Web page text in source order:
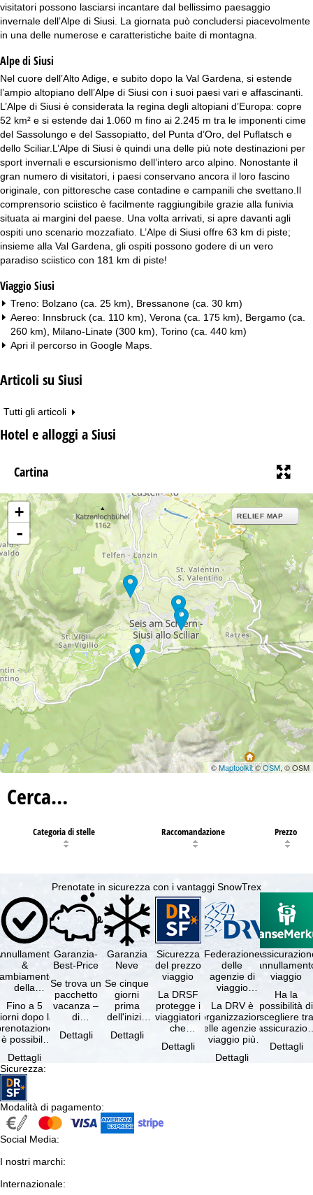
visitatori possono lasciarsi incantare dal bellissimo paesaggio
invernale dell’Alpe di Siusi. La giornata può concludersi piacevolmente
in una delle numerose e caratteristiche baite di montagna.
Alpe di Siusi
Nel cuore dell’Alto Adige, e subito dopo la Val Gardena, si estende
l’ampio altopiano dell’Alpe di Siusi con i suoi paesi vari e affascinanti.
L’Alpe di Siusi è considerata la regina degli altopiani d’Europa: copre
52 km² e si estende dai 1.060 m fino ai 2.245 m tra le imponenti cime
del Sassolungo e del Sassopiatto, del Punta d’Oro, del Puflatsch e
dello Sciliar.L’Alpe di Siusi è quindi una delle più note destinazioni per
sport invernali e escursionismo dell’intero arco alpino. Nonostante il
gran numero di visitatori, i paesi conservano ancora il loro fascino
originale, con pittoresche case contadine e campanili che svettano.Il
comprensorio sciistico è facilmente raggiungibile grazie alla funivia
situata ai margini del paese. Una volta arrivati, si apre davanti agli
ospiti uno scenario mozzafiato. L’Alpe di Siusi offre 63 km di piste;
insieme alla Val Gardena, gli ospiti possono godere di un vero
paradiso sciistico con 181 km di piste!
Viaggio Siusi
Treno: Bolzano (ca. 25 km), Bressanone (ca. 30 km)
Aereo: Innsbruck (ca. 110 km), Verona (ca. 175 km), Bergamo (ca.
260 km), Milano-Linate (300 km), Torino (ca. 440 km)
Apri il percorso in Google Maps
Articoli su Siusi
Tutti gli articoli
Hotel e alloggi a Siusi
Cartina
+
-
RELIEF MAP
©Maptoolkit©OSM, © OSM
Cerca…
Categoria di stelle Raccomandazione Prezzo
Prenotate in sicurezza con i vantaggi SnowTrex
&
della
gratuiti
Fino a 5
dopo la
è possibile
il …
Dettagli
Garanzia-
Best-Price
Se trova un
pacchetto
vacanza –
di
e servizi
Dettagli
Garanzia
Neve
Se cinque
giorni
prima
dell'inizio
soggiorno
Dettagli
Sicurezza
del prezzo
viaggio
La DRSF
protegge i
viaggiatori
che
un
Dettagli
Federazione
delle
agenzie di
viaggio
La DRV è
l'organizzazione
delle agenzie di
viaggio più
Germania.
Dettagli
viaggio
Ha la
possibilità di
scegliere tra
viaggio
Dettagli
Sicurezza:
Modalità di pagamento:
Social Media:
I nostri marchi:
Internazionale: